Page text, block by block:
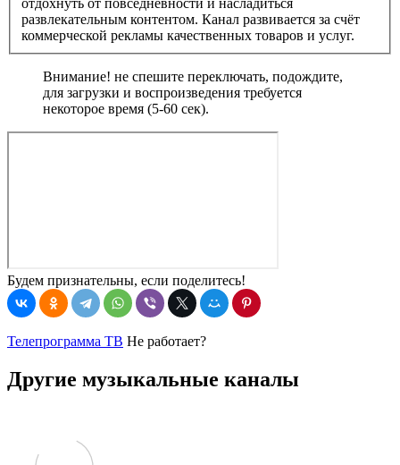
отдохнуть от повседневности и насладиться
развлекательным контентом. Канал развивается за счёт
коммерческой рекламы качественных товаров и услуг.
Внимание! не спешите переключать, подождите,
для загрузки и воспроизведения требуется
некоторое время (5-60 сек).
Будем признательны, если поделитесь!
Телепрограмма ТВ Не работает?
Другие музыкальные каналы